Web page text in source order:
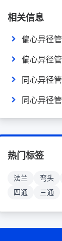
相关信息
偏心异径管
偏心异径管
同心异径管
同心异径管
热门标签
法兰 弯头
四通
三通